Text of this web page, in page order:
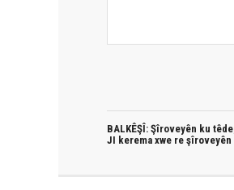
BALKÊŞÎ: Şîroveyên ku
JI kerema xwe re şîroveyên